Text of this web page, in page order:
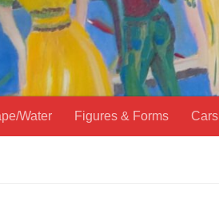
Water Figures & Forms Cars